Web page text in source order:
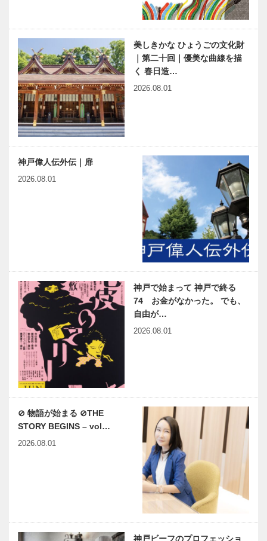
美しきかな ひょうごの文化財
｜第二十回｜優美な曲線を描
く 春日造…
2026.08.01
神戸偉人伝外伝｜扉
2026.08.01
神戸で始まって 神戸で終る
74 お金がなかった。 でも、
自由が…
2026.08.01
⊘ 物語が始まる ⊘THE
STORY BEGINS – vol…
2026.08.01
神戸ビーフのプロフェッショ